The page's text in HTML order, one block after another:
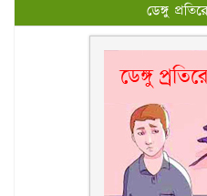
ডেঙ্গু